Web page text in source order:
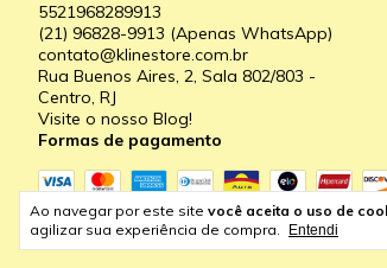
Ao navegar por este site você aceita o uso de
agilizar sua experiência de compra.
Entendi
5521968289913
(21) 96828-9913 (Apenas WhatsApp)
contato@klinestore.com.br
Rua Buenos Aires, 2, Sala 802/803 -
Centro, RJ
Visite o nosso Blog!
Formas de pagamento